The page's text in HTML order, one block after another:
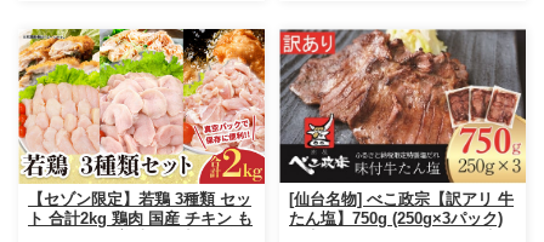
【セゾン限定】若鶏 3種類 セッ
ト 合計2kg 鶏肉 国産 チキン も
[仙台名物] べこ政宗【訳アリ 牛
たん塩】750g (250g×3パック)